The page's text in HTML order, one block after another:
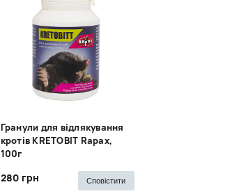
Гранули для відлякування
кротів KRETOBIT Rapax,
100г
280 грн Сповістити